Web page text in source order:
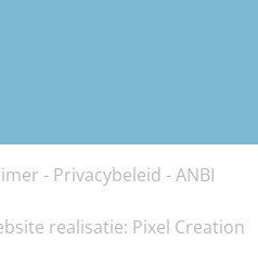
- Privacybeleid -ANBI
realisatie: Pixel Creation